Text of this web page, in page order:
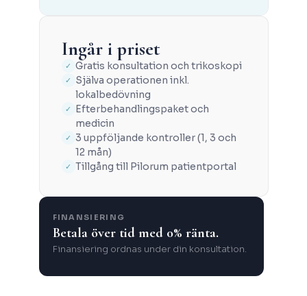
Ingår i priset
✓ Gratis konsultation och trikoskopi
✓
Själva operationen inkl.
lokalbedövning
✓
Efterbehandlingspaket och
medicin
✓
3 uppföljande kontroller (1, 3 och
12 mån)
✓ Tillgång till Pilorum patientportal
FINANSIERING
Betala över tid med 0% ränta.
Finansiering ordnas under din konsultation.